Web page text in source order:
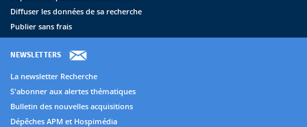
Diffuser les données de sa recherche
Publier sans frais
NEWSLETTERS
La newsletter Recherche
S'abonner aux alertes thématiques
Bulletin des nouvelles acquisitions
Dépêches APM et Hospimédia